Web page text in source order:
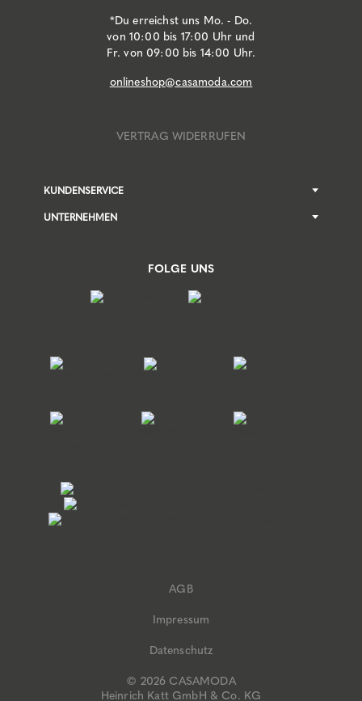
*Du erreichst uns Mo. - Do.
von 10:00 bis 17:00 Uhr und
Fr. von 09:00 bis 14:00 Uhr.
onlineshop@casamoda.com
VERTRAG WIDERRUFEN
KUNDENSERVICE
UNTERNEHMEN
FOLGE UNS
© 2026 CASAMODA
Heinrich Katt GmbH & Co. KG
AGB
Impressum
Datenschutz